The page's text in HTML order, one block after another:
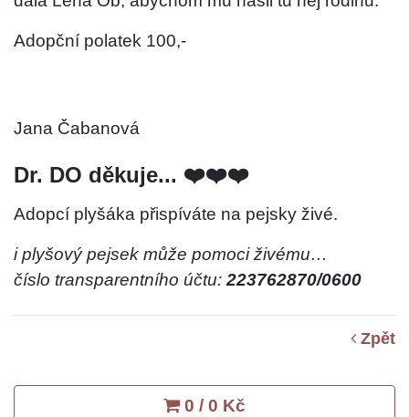
Adopční polatek 100,-
Jana Čabanová
Dr. DO děkuje... ❤️❤️❤️
Adopcí plyšáka přispíváte na pejsky živé.
i plyšový pejsek může pomoci živému…
číslo transparentního účtu:223762870/0600
Zpět
0 / 0 Kč